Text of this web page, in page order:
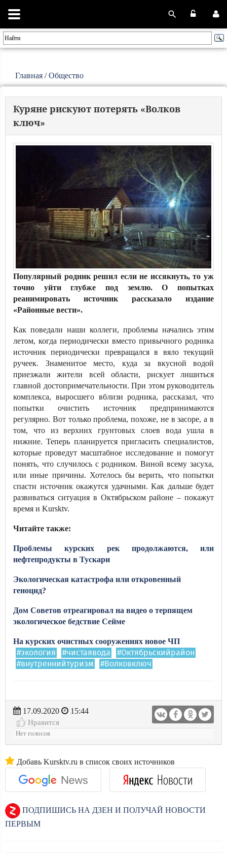
Главная /Общество
Куряне рискуют потерять «Волков
ключ»
Популярный родник решил если не иссякнуть, то уж
точно уйти глубже под землю. О попытках
реанимировать источник рассказало издание
«Районные вести».
Как поведали наши коллеги, проблемы начались этим
летом, когда периодически вместо привычного родника
источник периодически превращался в вяло текущий
ручеек. Знаменитое место, куда за вкусной водой
приезжали жители всей области, рискует лишиться
главной достопримечательности. При этом руководитель
комплекса, выросшего вблизи родника, рассказал, что
попытки очистить источник предпринимаются
регулярно. Вот только проблема, похоже, не в засоре, а в
том, что из верхних грунтовых слоев вода ушла в
нижние. Теперь планируется пригласить специалистов,
которые проведут масштабное исследование и помогут
понять, что случилось с родником. Виной всему засуха,
или иные причины. Хотелось бы верить, что попытки
спасти источник окажутся удачными. Как дальше будет
развиваться ситуация в Октябрьском районе – покажут
время и Kursktv.
Читайте также:
Проблемы курских рек продолжаются, или
нефтепродукты в Тускари
Экологическая катастрофа или откровенный
геноцид?
Дом Советов отреагировал на видео о терпящем
экологическое бедствие Сейме
На курских очистных сооружениях новое ЧП
#экология #чистаявода
#Октябрьскийрайон
#внутреннийтуризм
#Волковключ
17.09.2020
15:44
Нравится
Нет голосов
Добавь Kursktv.ru в список своих источников
ПОДПИШИСЬ НА ДЗЕН И ПОЛУЧАЙ НОВОСТИ
ПЕРВЫМ